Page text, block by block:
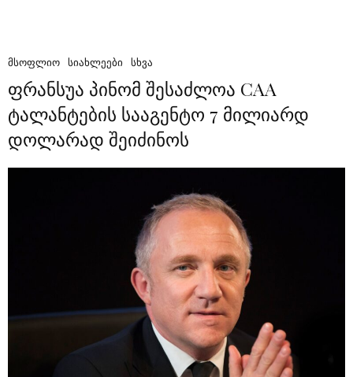
ᲛᲡᲝᲤᲚᲘᲝ ᲡᲘᲐᲮᲚᲔᲔᲑᲘ ᲡᲮᲕᲐ
ფრანსუა პინომ შესაძლოა CAA
ტალანტების სააგენტო 7 მილიარდ
დოლარად შეიძინოს